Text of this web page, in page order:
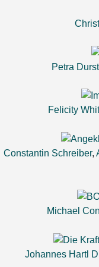
Petra
Felicity
Constantin Schreiber,
Michael
Johannes Hartl